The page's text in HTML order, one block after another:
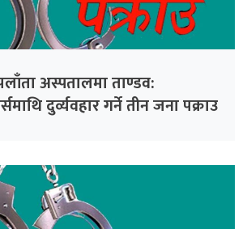
अस्पतालमा ताण्डव:
दुर्व्यवहार गर्ने तीन जना पक्राउ